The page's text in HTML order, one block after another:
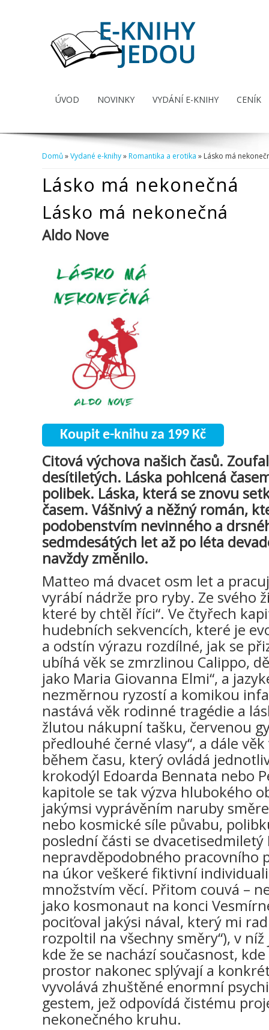
ÚVOD NOVINKY VYDÁNÍ E-KNIHY CENÍK
Domů»Vydané e-knihy»Romantika a erotika » Lásko má
Lásko má nekonečná
Lásko má nekonečná
Aldo Nove
Koupit e-knihu za 199 Kč
Citová výchova našich časů.
desítiletých. Láska pohlcená
polibek. Láska, která se znovu
časem. Vášnivý a něžný román,
podobenstvím nevinného a
sedmdesátých let až po léta
navždy změnilo.
Matteo má dvacet osm let a
vyrábí nádrže pro ryby. Ze svého
které by chtěl říci“. Ve čtyřech
hudebních sekvencích, které je
a odstín výrazu rozdílné, jak se
ubíhá věk se zmrzlinou Calippo,
jako Maria Giovanna Elmi“, a
nezměrnou ryzostí a komikou
nastává věk rodinné tragédie a
žlutou nákupní tašku, červenou
předlouhé černé vlasy“, a dále
během času, který ovládá
krokodýl Edoarda Bennata nebo
kapitole se tak výzva hlubokého
jakýmsi vyprávěním naruby
nebo kosmické síle půvabu,
poslední části se
nepravděpodobného pracovního
na úkor veškeré fiktivní
množstvím věcí. Přitom couvá –
jako kosmonaut na konci
pociťoval jakýsi nával, který mi
rozpoltil na všechny směry“), v
kde že se nachází současnost,
prostor nakonec splývají a
vyvolává zhuštěné enormní
gestem, jež odpovídá čistému
nekonečného kruhu.